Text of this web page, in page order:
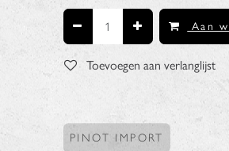
Aan
Toevoegen aan verlanglijst
PINOT IMPORT